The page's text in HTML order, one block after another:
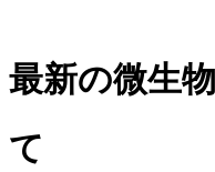
最新の微生
て